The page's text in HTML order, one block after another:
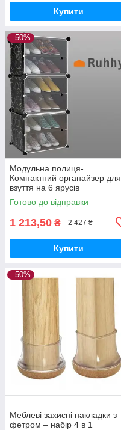
Купити
–50%
Модульна полиця-
Компактний органайзер для
взуття на 6 ярусів
Готово до відправки
1 213,50 ₴ 2 427 ₴
Купити
–50%
Меблеві захисні накладки з
фетром – набір 4 в 1